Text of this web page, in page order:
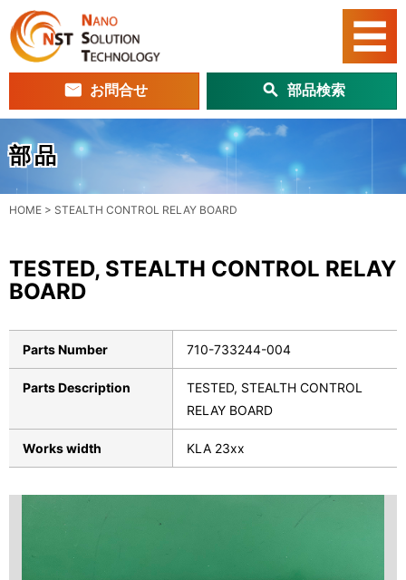
お問合せ 部品検索
部品
HOME > STEALTH CONTROL RELAY BOARD
TESTED, STEALTH CONTROL RELAY
BOARD
Parts Number 710-733244-004
Parts Description
TESTED, STEALTH CONTROL
RELAY BOARD
Works width KLA 23xx